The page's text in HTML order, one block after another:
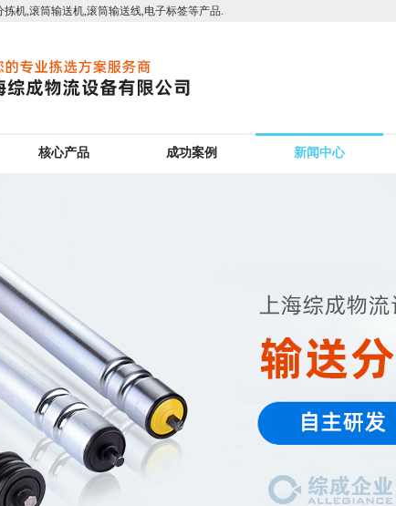
机,滚筒输送机,滚筒输送线,电子标签等产品.
核心产品 成功案例 新闻中心